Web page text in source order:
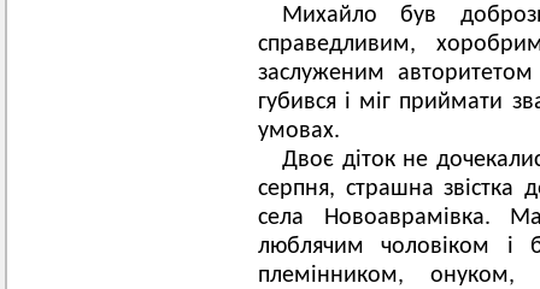
Михайло був
справедливим,
заслуженим
губився і міг приймати
умовах.
Двоє діток не
серпня, страшна звістка
села Новоаврамівка.
люблячим чоловіком і
племінником,